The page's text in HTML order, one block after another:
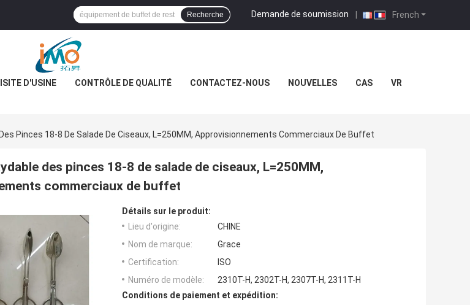
French
Demande de soumission |
Recherche
D'USINE CONTRÔLE DE QUALITÉ CONTACTEZ-NOUS NOUVELLES CAS VR
Pinces 18-8 De Salade De Ciseaux, L=250MM, Approvisionnements Commerciaux De Buffet
des pinces 18-8 de salade de ciseaux, L=250MM,
commerciaux de buffet
Détails sur le produit:
Lieu d'origine:
CHINE
Nom de marque:
Grace
Certification:
ISO
Numéro de modèle:
2310T-H, 2302T-H, 2307T-H, 2311T-H
Conditions de paiement et expédition: